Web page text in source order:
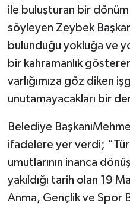
ile buluşturan bir
söyleyen Zeybek
bulunduğu yokluğa ve
bir kahramanlık
varlığımıza göz diken
unutamayacakları bir
Belediye
ifadelere yer verdi;
umutlarının inanca
yakıldığı tarih olan 19
Anma, Gençlik ve Spor